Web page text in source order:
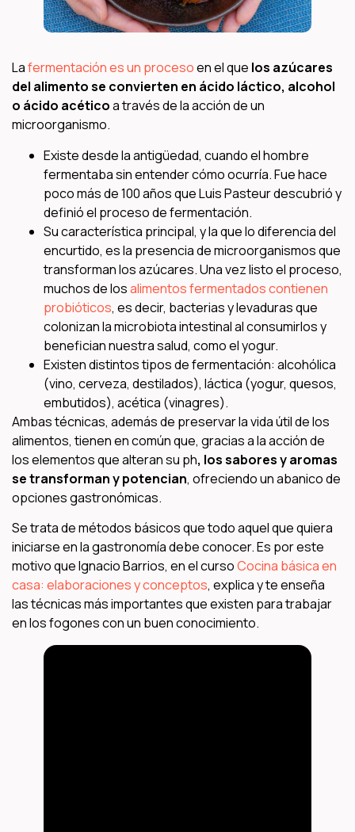
Lafermentación es un procesoen el que los azúcares
del alimento se convierten en ácido láctico, alcohol
o ácido acéticoa través de la acción de un
microorganismo.
Existe desde la antigüedad, cuando el hombre
fermentaba sin entender cómo ocurría. Fue hace
poco más de 100 años que Luis Pasteur descubrió y
definió el proceso de fermentación.
Su característica principal, y la que lo diferencia del
encurtido, es la presencia de microorganismos que
transforman los azúcares. Una vez listo el proceso,
muchos de losalimentos fermentados contienen
probióticos, es decir, bacterias y levaduras que
colonizan la microbiota intestinal al consumirlos y
benefician nuestra salud, como el yogur.
Existen distintos tipos de fermentación: alcohólica
(vino, cerveza, destilados), láctica (yogur, quesos,
embutidos), acética (vinagres).
Ambas técnicas, además de preservar la vida útil de los
alimentos, tienen en común que, gracias a la acción de
los elementos que alteran su ph, los sabores y aromas
se transforman y potencian, ofreciendo un abanico de
opciones gastronómicas.
Se trata de métodos básicos que todo aquel que quiera
iniciarse en la gastronomía debe conocer. Es por este
motivo que Ignacio Barrios, en el cursoCocina básica en
casa: elaboraciones y conceptos, explica y te enseña
las técnicas más importantes que existen para trabajar
en los fogones con un buen conocimiento.